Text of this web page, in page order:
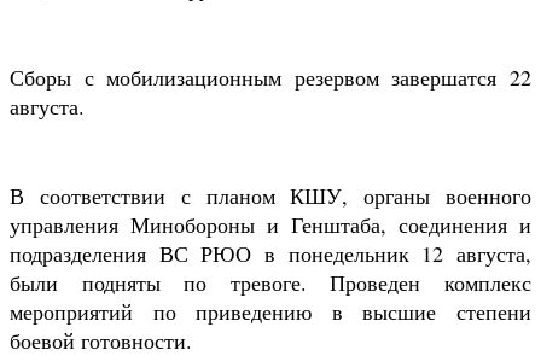
Сборы с мобилизационным резервом завершатся 22
августа.
В соответствии с планом КШУ, органы военного
управления Минобороны и Генштаба, соединения и
подразделения ВС РЮО в понедельник 12 августа,
были подняты по тревоге. Проведен комплекс
мероприятий по приведению в высшие степени
боевой готовности.